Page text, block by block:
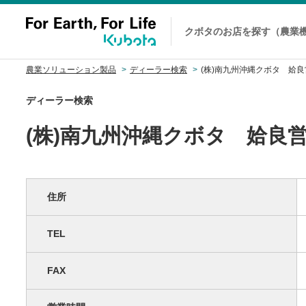
クボタのお店を探す（農業
農業ソリューション製品 ディーラー検索 (株)南九州沖縄クボタ 姶良
ディーラー検索
(株)南九州沖縄クボタ 姶良
住所
TEL
FAX